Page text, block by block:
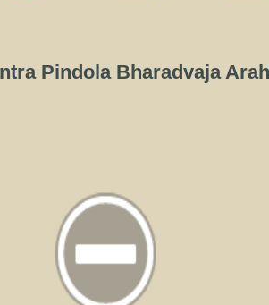
Pindola Bharadvaja